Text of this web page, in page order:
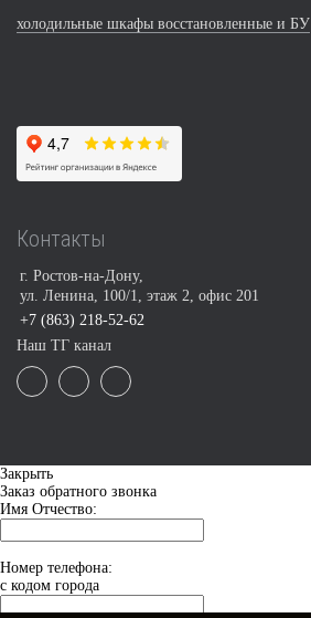
холодильные шкафы восстановленные и БУ
Контакты
г. Ростов-на-Дону,
ул. Ленина, 100/1, этаж 2, офис 201
+7 (863) 218-52-62
Наш ТГ канал
Закрыть
Заказ обратного звонка
Имя Отчество:
Номер телефона:
с кодом города